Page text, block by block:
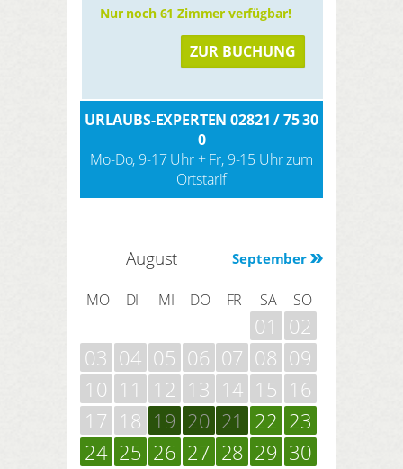
Nur noch 61 Zimmer verfügbar!
ZUR BUCHUNG
URLAUBS-EXPERTEN 02821 / 75 30
0
Mo-Do, 9-17 Uhr + Fr, 9-15 Uhr zum
Ortstarif
September
August
MO DI MI DO FR SA SO
01
02
03 04 05 06 07 08 09
10 11 12 13 14 15 16
17 18 19 20 21 22 23
24 25 26 27 28 29 30